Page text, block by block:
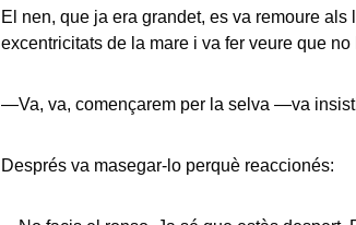
El nen, que ja era grandet, es va remoure
excentricitats de la mare i va fer veure que no
—Va, va, començarem per la selva —va
Després va masegar-lo perquè reaccionés: